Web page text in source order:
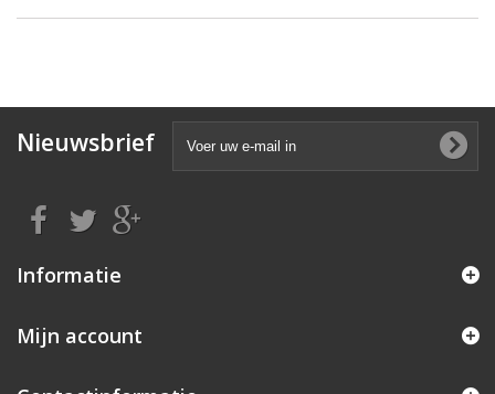
Nieuwsbrief
Informatie
Mijn account